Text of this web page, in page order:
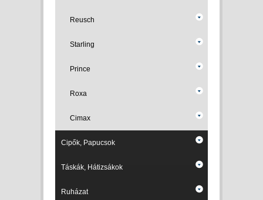
Reusch
Starling
Prince
Roxa
Cimax
Cipők, Papucsok
Táskák, Hátizsákok
Ruházat